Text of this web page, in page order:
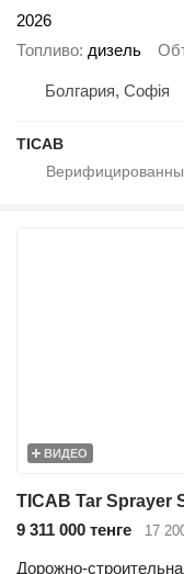
2026
Топливо дизель
Болгария, Софія
ТІСАВ
ВИДЕО
9 311 000 тенге 17
Дорожно-